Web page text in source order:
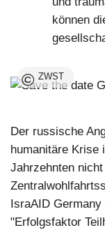
können
© ZWST
Der russische
humanitäre Krise
Jahrzehnten
IsraAID
"Erfolgsfaktor